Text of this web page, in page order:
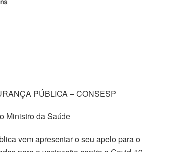
PÚBLICA – CONSESP
Ministro da Saúde
vem apresentar o seu apelo para o